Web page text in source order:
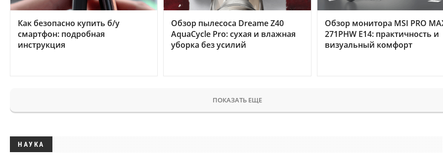
Как безопасно купить б/у
смартфон: подробная
инструкция
Обзор пылесоса Dreame Z40
AquaCycle Pro: сухая и влажная
уборка без усилий
Обзор монитора MSI PRO
271PHW E14: практичность и
визуальный комфорт
ПОКАЗАТЬ ЕЩЕ
НАУКА